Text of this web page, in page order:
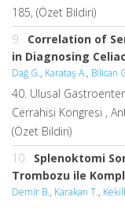
185, (Özet Bildiri)
9. Correlation of
in Diagnosing
Dağ G., Karataş A., Bilican
40. Ulusal
Cerrahisi Kongresi ,
(Özet Bildiri)
10. Splenoktomi
Trombozu ile
Demir B., Karakan T.,